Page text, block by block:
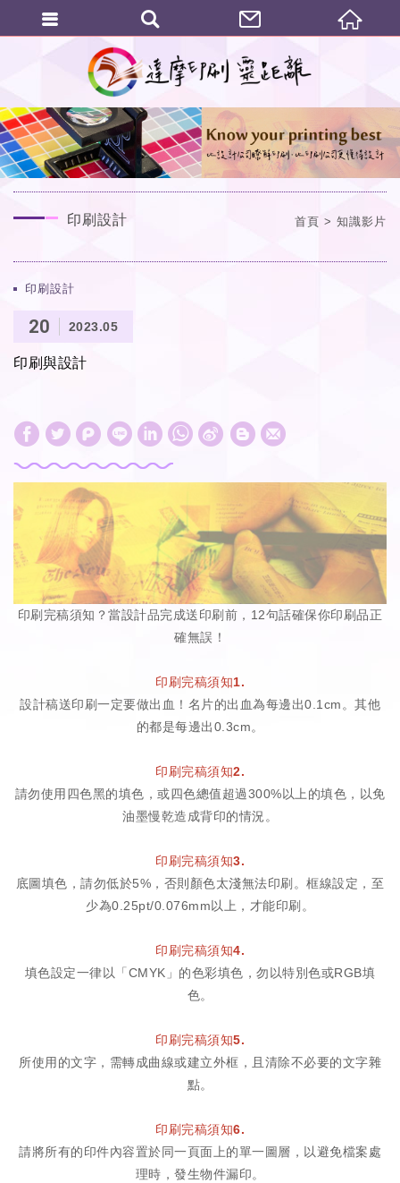
首頁 知識影片
印刷設計
印刷設計
20 2023.05
印刷與設計
W
a
s
A
p
p
S
n
a
W
e
i
b
印刷完稿須知？當設計品完成送印刷前，12句話確保你印刷品正
確無誤！
印刷完稿須知1.
設計稿送印刷一定要做出血！名片的出血為每邊出0.1cm。其他
的都是每邊出0.3cm。
印刷完稿須知2.
請勿使用四色黑的填色，或四色總值超過300%以上的填色，以免
油墨慢乾造成背印的情況。
印刷完稿須知3.
底圖填色，請勿低於5%，否則顏色太淺無法印刷。框線設定，至
少為0.25pt/0.076mm以上，才能印刷。
印刷完稿須知4.
填色設定一律以「CMYK」的色彩填色，勿以特別色或RGB填
色。
印刷完稿須知5.
所使用的文字，需轉成曲線或建立外框，且清除不必要的文字雜
點。
印刷完稿須知6.
請將所有的印件內容置於同一頁面上的單一圖層，以避免檔案處
理時，發生物件漏印。
繁體中文